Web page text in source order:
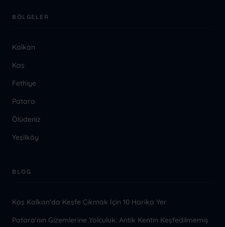
BÖLGELER
Kalkan
Kaş
Fethiye
Patara
Ölüdeniz
Yeşilköy
BLOG
Kaş Kalkan'da Keşfe Çıkmak İçin 10 Harika Yer
Patara'nın Gizemlerine Yolculuk: Antik Kentin Keşfedilmemiş